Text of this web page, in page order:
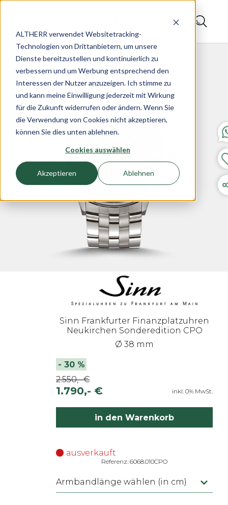
ALTHERR verwendet Websitetracking-
Technologien von Drittanbietern, um unsere
Dienste bereitzustellen und kontinuierlich zu
verbessern und um Werbung entsprechend den
Interessen der Nutzer anzuzeigen. Ich stimme zu
und kann meine Einwilligung jederzeit mit Wirkung
für die Zukunft widerrufen oder ändern. Wenn Sie
die Verwendung von Cookies nicht akzeptieren,
können Sie dies unten ablehnen.
Cookies auswählen
Akzeptieren Ablehnen
Sinn Frankfurter Finanzplatzuhren
Neukirchen Sonderedition CPO
Ø 38 mm
1.790,- €
- 30 %
2.550,- €
inkl. 0% MwSt.
in den Warenkorb
ausverkauft
Referenz: 6068.010CPO
Armbandlänge wählen (in cm)